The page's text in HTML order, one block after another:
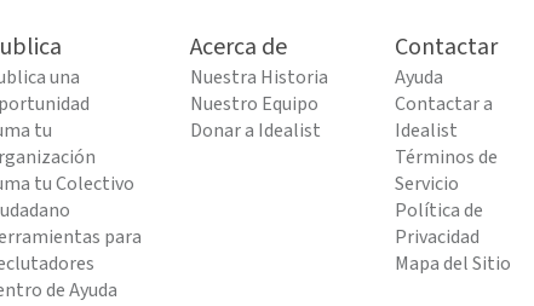
una
tu
tu Colectivo
para
de Ayuda
Acerca de
Nuestra Historia
Nuestro Equipo
Donar a Idealist
Contactar
Ayuda
Contactar a
Idealist
Términos de
Servicio
Política de
Privacidad
Mapa del Sitio